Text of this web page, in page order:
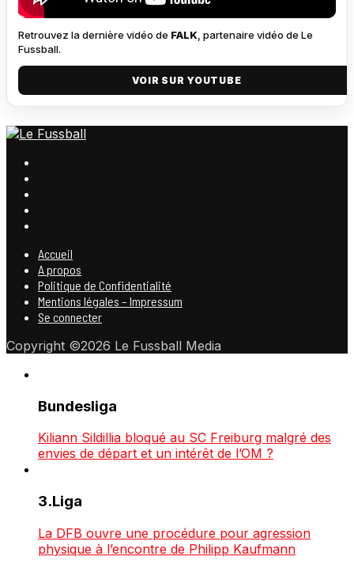
Retrouvez la dernière vidéo de FALK , partenaire vidéo de Le
Fussball.
VOIR SUR YOUTUBE
Accueil
A propos
Politique de Confidentialité
Mentions légales – Impressum
Se connecter
Copyright ©2026 Le Fussball Media
Bundesliga
Kiliann Sildillia bloqué au SC Freiburg malgré des
envies de départ et un intérêt de l’OM ?
3.Liga
La DFB ouvre une procédure pour agression
physique à l’encontre de Philipp Kaufmann